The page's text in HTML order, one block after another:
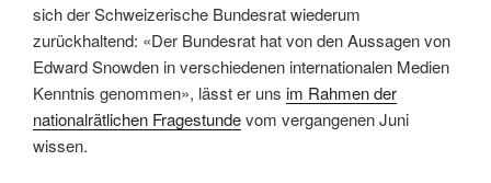
sich der Schweizerische Bundesrat wiederum
zurückhaltend: «Der Bundesrat hat von den Aussagen von
Edward Snowden in verschiedenen internationalen Medien
Kenntnis genommen», lässt er uns im Rahmen der
nationalrätlichen Fragestundevom vergangenen Juni
wissen.